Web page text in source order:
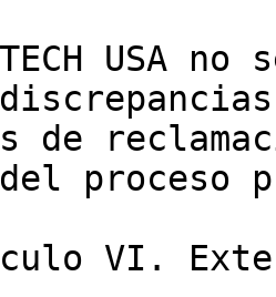
USA
de
proceso
VI.